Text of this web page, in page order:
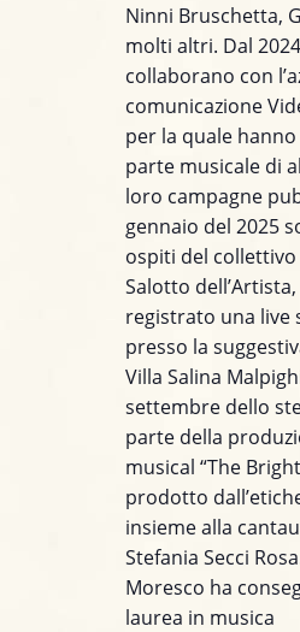
Ninni Bruschetta,
molti altri. Dal 2024
collaborano con
comunicazione
per la quale
parte musicale di
loro campagne
gennaio del 2025
ospiti del collettivo
Salotto
registrato una live
presso la
Villa Salina
settembre dello
parte della
musical “The
prodotto
insieme alla
Stefania Secci
Moresco ha
laurea in musica